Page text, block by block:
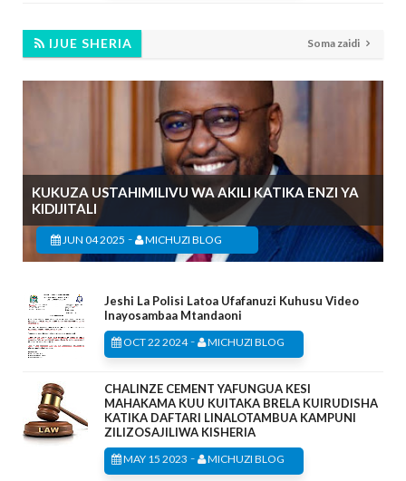
IJUE SHERIA Soma zaidi
KUKUZA USTAHIMILIVU WA AKILI KATIKA ENZI YA
KIDIJITALI
JUN 04 2025 - MICHUZI BLOG
Jeshi La Polisi Latoa Ufafanuzi Kuhusu Video
Inayosambaa Mtandaoni
OCT 22 2024- MICHUZI BLOG
CHALINZE CEMENT YAFUNGUA KESI
MAHAKAMA KUU KUITAKA BRELA KUIRUDISHA
KATIKA DAFTARI LINALOTAMBUA KAMPUNI
ZILIZOSAJILIWA KISHERIA
MAY 15 2023 - MICHUZI BLOG